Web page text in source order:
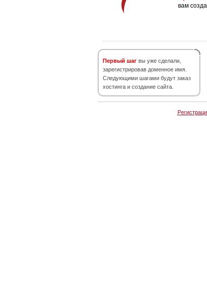
вам
Первый шаг вы уже сделали,
зарегистрировав доменное имя.
Следующими шагами будут заказ
хостинга и создание сайта.